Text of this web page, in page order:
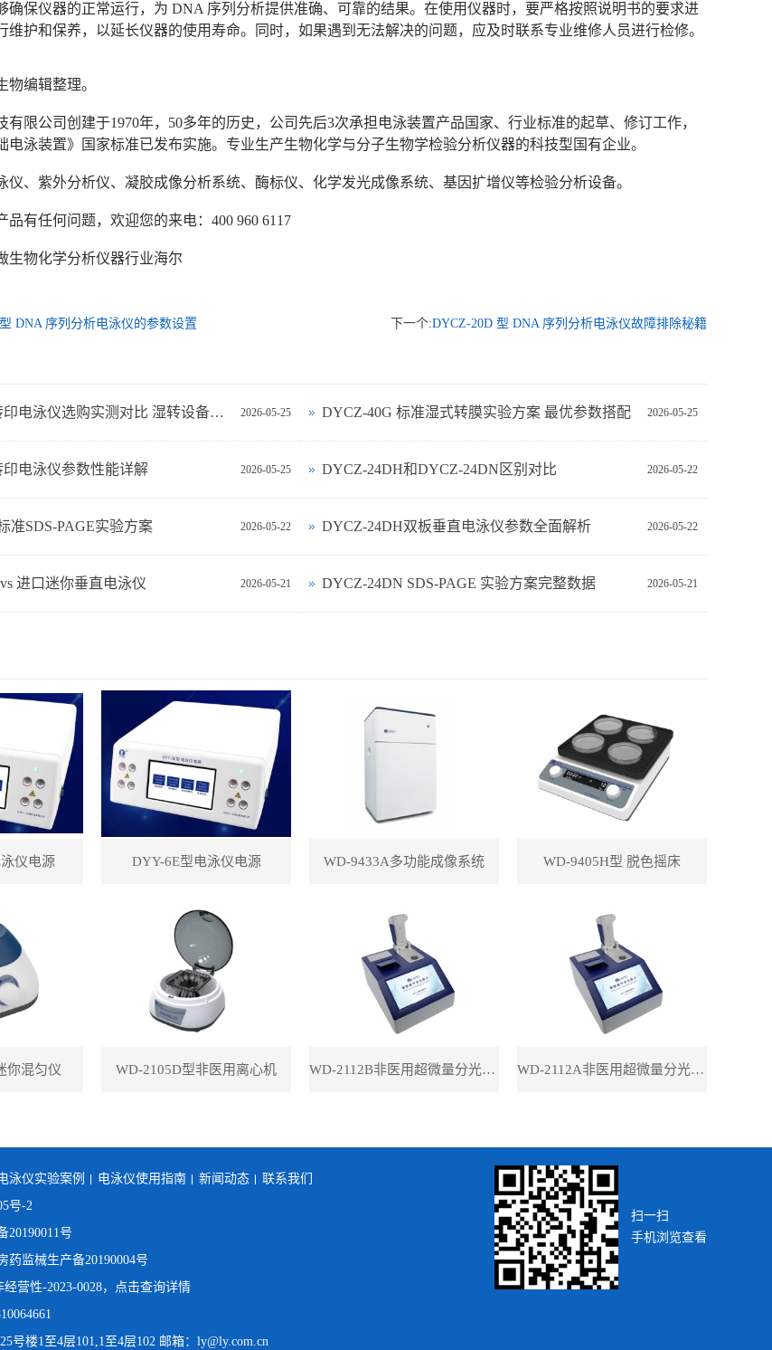
确保仪器的正常运行，为 DNA 序列分析提供准确、可靠的结果。在使用仪器时，要严格按照说明书的要求进
维护和保养，以延长仪器的使用寿命。同时，如果遇到无法解决的问题，应及时联系专业维修人员进行检修。
物编辑整理。
有限公司创建于1970年，50多年的历史，公司先后3次承担电泳装置产品国家、行业标准的起草、修订工作，
电泳装置》国家标准已发布实施。专业生产生物化学与分子生物学检验分析仪器的科技型国有企业。
仪、紫外分析仪、凝胶成像分析系统、酶标仪、化学发光成像系统、基因扩增仪等检验分析设备。
品有任何问题，欢迎您的来电：400 960 6117
生物化学分析仪器行业海尔
DNA 序列分析电泳仪的参数设置 下一个:DYCZ-20D 型 DNA 序列分析电泳仪故障排除秘籍
2026-05-25
DYCZ-40G 转印电泳仪选购实测对比 湿转设备怎么选不踩坑 2026-05-25
DYCZ-40G 标准湿式转膜实验方案 最优参数搭配
2026-05-25
印电泳仪参数性能详解 2026-05-22
DYCZ-24DH和DYCZ-24DN区别对比
2026-05-22
准SDS-PAGE实验方案 2026-05-22
DYCZ-24DH双板垂直电泳仪参数全面解析
2026-05-21
进口迷你垂直电泳仪 2026-05-21
DYCZ‑24DN SDS‑PAGE 实验方案完整数据
仪电源 DYY-6E型电泳仪电源 WD-9433A多功能成像系统 WD-9405H型 脱色摇床
你混匀仪 WD-2105D型非医用离心机 WD-2112B非医用超微量分光光度计（带荧光） WD-2112A非医用超微量分光光度计（不带荧光）
泳仪实验案例 电泳仪使用指南 新闻动态
联系我们
号-2
20190011号
监械生产备20190004号
营性-2023-0028，点击查询详情
号楼1至4层101,1至4层102 邮箱：ly@ly.com.cn
扫一扫
手机浏览查看